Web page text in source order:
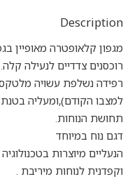
Description
מגפון קלאופטרה מאופיין
רוכסנים צדדיים לנעילה קלה.
למצבו הקודם),ומעליה
תחושת הנוחות.
דגם נוח במיוחד
הנעליים מיוצרות
וקפדנית לנוחות מיריבת .